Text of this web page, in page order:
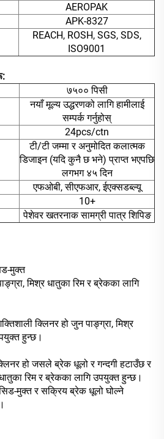
AEROPAK
APK-8327
REACH, ROSH, SGS, SDS,
ISO9001
७५०० पिसी
नयाँ मूल्य उद्धरणको लागि हामीलाई
सम्पर्क गर्नुहोस्
24pcs/ctn
टी/टी जम्मा र अनुमोदित कलात्मक
डिजाइन (यदि कुनै छ भने) प्राप्त भएपछि
लगभग ४५ दिन
एफओबी, सीएफआर, ईएक्सडब्ल्यू
10+
पेशेवर खतरनाक सामग्री पात्र शिपिङ
मुक्त
मिश्र धातुका रिम र ब्रेकका लागि
क्लिनर हो जुन पाङ्ग्रा, मिश्र
हुन्छ।
हो जसले ब्रेक धूलो र गन्दगी हटाउँछ र
रिम र ब्रेकका लागि उपयुक्त हुन्छ।
मुक्त र सक्रिय ब्रेक धूलो घोल्ने